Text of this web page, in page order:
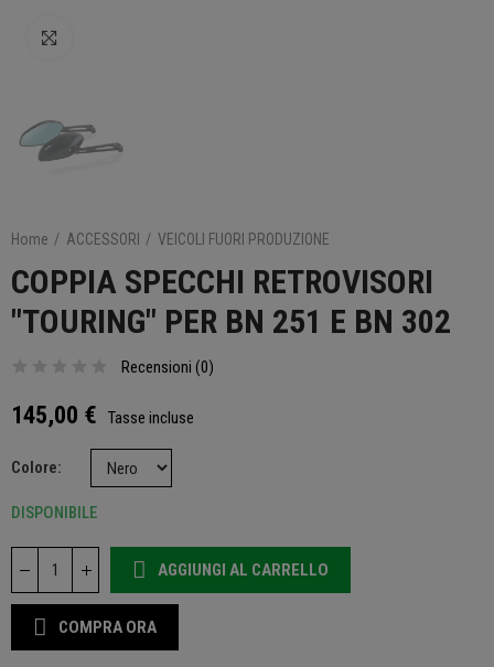
Home ACCESSORI VEICOLI FUORI PRODUZIONE
COPPIA SPECCHI RETROVISORI
"TOURING" PER BN 251 E BN 302
Recensioni (0)
145,00 € Tasse incluse
Colore
DISPONIBILE
AGGIUNGI AL CARRELLO
COMPRA ORA